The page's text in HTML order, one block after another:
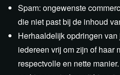
Spam: ongewenste
die niet past bij de inhoud
Herhaaldelijk opdringen
iedereen vrij om zijn of haar
respectvolle en nette